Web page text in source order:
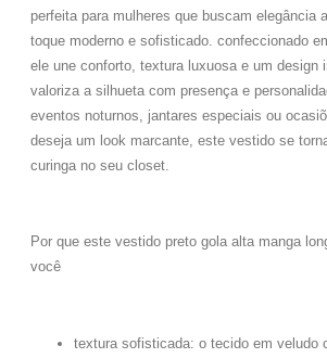
perfeita para mulheres que buscam elegância
toque moderno e sofisticado. confeccionado
ele une conforto, textura luxuosa e um design
valoriza a silhueta com presença e
eventos noturnos, jantares especiais ou
deseja um look marcante, este vestido se
curinga no seu closet.
Por que este vestido preto gola alta manga
você
textura sofisticada: o tecido em veludo